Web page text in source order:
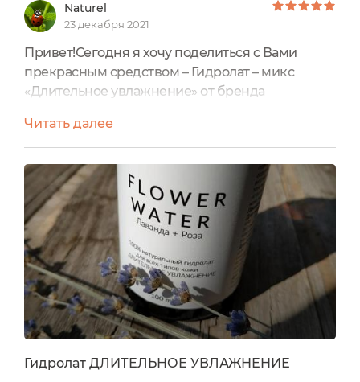
Naturel
23 декабря 2021
Привет!Сегодня я хочу поделиться с Вами
прекрасным средством – Гидролат – микс
«Длительное увлажнение» от бренда
качественный флакон из темного стекла с
приятным взгляду и узнаваемом дизайне.
Объем – 100 мл.Круговая этикетка содержит
исчерпывающую потребительскую
информацию.Срок годности – 1 год с даты
изготовления.Производитель рекомендует
использовать микс для...
Читать далее
Гидролат ДЛИТЕЛЬНОЕ УВЛАЖНЕНИЕ